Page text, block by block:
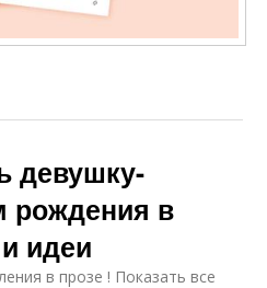
девушку-
рождения в
идеи
в прозе ! Показать все